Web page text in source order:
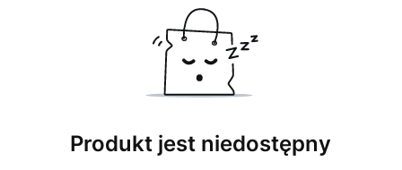
Produkt jest niedostępny